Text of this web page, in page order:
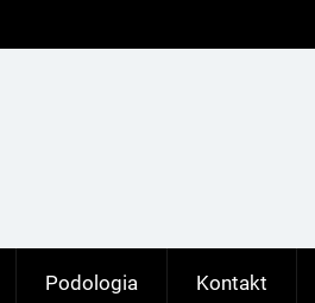
Podologia Kontakt